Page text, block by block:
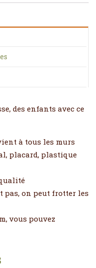
des enfants avec ce
à tous les murs
placard, plastique
pas, on peut frotter les
vous pouvez